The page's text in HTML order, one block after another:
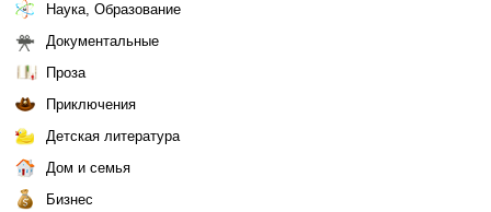
Наука, Образование
Документальные
Проза
Приключения
Детская литература
Дом и семья
Бизнес